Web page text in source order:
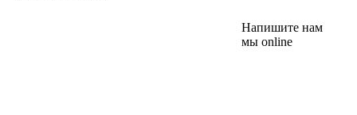
Напишите нам
мы online